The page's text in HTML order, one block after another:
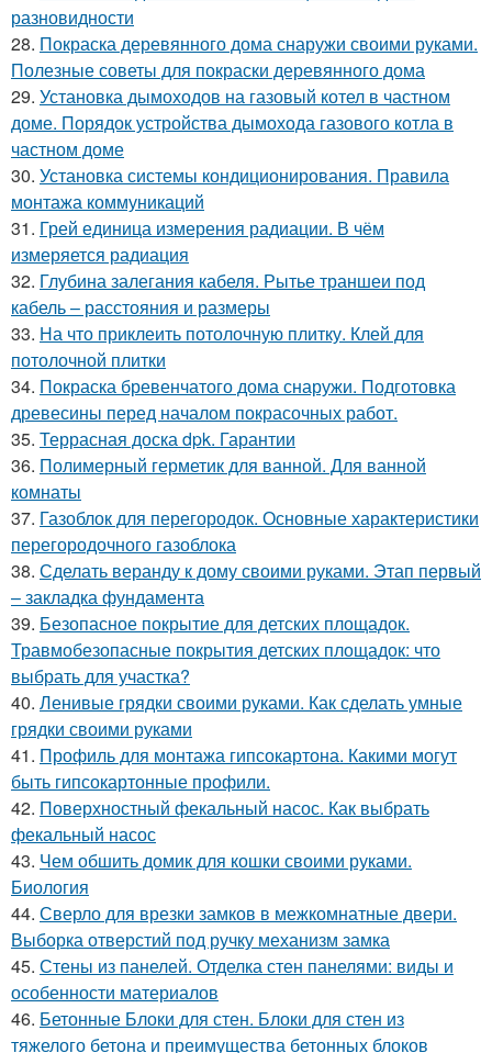
разновидности
28. Покраска деревянного дома снаружи своими руками.
Полезные советы для покраски деревянного дома
29. Установка дымоходов на газовый котел в частном
доме. Порядок устройства дымохода газового котла в
частном доме
30. Установка системы кондиционирования. Правила
монтажа коммуникаций
31. Грей единица измерения радиации. В чём
измеряется радиация
32. Глубина залегания кабеля. Рытье траншеи под
кабель – расстояния и размеры
33. На что приклеить потолочную плитку. Клей для
потолочной плитки
34. Покраска бревенчатого дома снаружи. Подготовка
древесины перед началом покрасочных работ.
35. Террасная доска dpk. Гарантии
36. Полимерный герметик для ванной. Для ванной
комнаты
37. Газоблок для перегородок. Основные характеристики
перегородочного газоблока
38. Сделать веранду к дому своими руками. Этап первый
– закладка фундамента
39. Безопасное покрытие для детских площадок.
Травмобезопасные покрытия детских площадок: что
выбрать для участка?
40. Ленивые грядки своими руками. Как сделать умные
грядки своими руками
41. Профиль для монтажа гипсокартона. Какими могут
быть гипсокартонные профили.
42. Поверхностный фекальный насос. Как выбрать
фекальный насос
43. Чем обшить домик для кошки своими руками.
Биология
44. Сверло для врезки замков в межкомнатные двери.
Выборка отверстий под ручку механизм замка
45. Стены из панелей. Отделка стен панелями: виды и
особенности материалов
46. Бетонные Блоки для стен. Блоки для стен из
тяжелого бетона и преимущества бетонных блоков